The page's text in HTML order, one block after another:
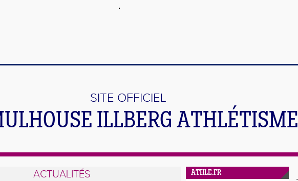
SITE OFFICIEL
ILLBERG ATHLÉTISME
ACTUALITÉS
ATHLE.FR